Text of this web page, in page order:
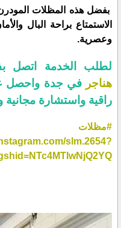
بفضل هذه المظلات
الاستمتاع براحة البال
وعصرية.
لطلب الخدمة اتصل
هناجر في جدة واحصل
راقية واستشارة مجانية
#مظلات
slm.2654?